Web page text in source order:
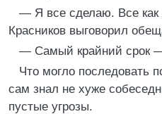
— Я все сделаю. Все как
Красников выговорил
— Самый крайний срок
Что могло последовать
сам знал не хуже
пустые угрозы.